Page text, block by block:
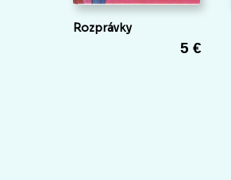
Rozprávky
5 €